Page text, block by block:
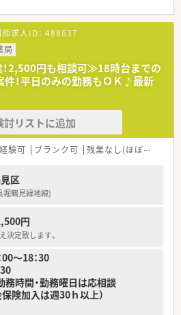
を傾けながら運営されているため、現場へ
。
れて開設した経緯もあり、ドクターとの
システムを導入されており、安心して効
る環境です。
め地域に根差して、腰を据えて働くこと
徒歩10分程度ですが自転車の貸与も可能
方でもやる気があれば、募集時間内で相
求人ID： 488637
局
！2,500円も相談可≫18時台までの
件！平日のみの勤務もＯＫ♪最新
討リストに追加
験可 ブランク可 残業なし(ほぼなし含む)
区
堀鶴見緑地線)
円
決定致します。
～18：30
時間・勤務曜日は応相談
険加入は週30ｈ以上）